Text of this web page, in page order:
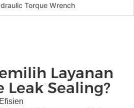
Torque Wrench
dan Pneomatic Test
Leak Sealing
Jacking Dan Rolling
Layanan
Leak Sealing?